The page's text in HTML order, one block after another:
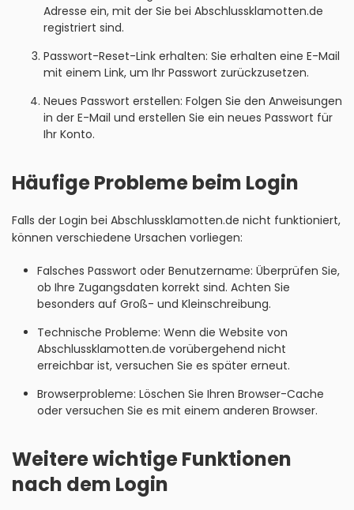
Adresse ein, mit der Sie bei Abschlussklamotten.de
registriert sind.
Passwort-Reset-Link erhalten: Sie erhalten eine E-Mail
mit einem Link, um Ihr Passwort zurückzusetzen.
Neues Passwort erstellen: Folgen Sie den Anweisungen
in der E-Mail und erstellen Sie ein neues Passwort für
Ihr Konto.
Häufige Probleme beim Login
Falls der Login bei Abschlussklamotten.de nicht funktioniert,
können verschiedene Ursachen vorliegen:
Falsches Passwort oder Benutzername: Überprüfen Sie,
ob Ihre Zugangsdaten korrekt sind. Achten Sie
besonders auf Groß- und Kleinschreibung.
Technische Probleme: Wenn die Website von
Abschlussklamotten.de vorübergehend nicht
erreichbar ist, versuchen Sie es später erneut.
Browserprobleme: Löschen Sie Ihren Browser-Cache
oder versuchen Sie es mit einem anderen Browser.
Weitere wichtige Funktionen
nach dem Login